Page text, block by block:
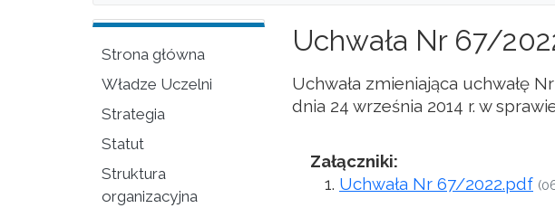
Strona główna
Władze Uczelni
Strategia
Statut
Struktura
organizacyjna
Uchwała Nr 67/
Uchwała zmieniająca uchwałę
dnia 24 września 2014 r. w
Załączniki:
Uchwała Nr 67/2022.pdf